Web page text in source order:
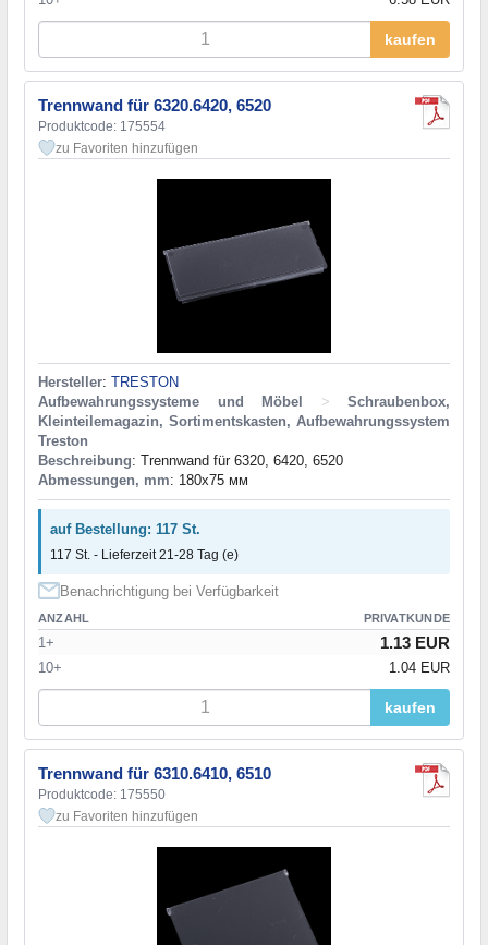
kaufen
Trennwand für 6320.6420, 6520
Produktcode: 175554
zu Favoriten hinzufügen
Hersteller: TRESTON
Aufbewahrungssysteme und Möbel
>
Schraubenbox,
Kleinteilemagazin, Sortimentskasten, Aufbewahrungssystem
Treston
Beschreibung: Trennwand für 6320, 6420, 6520
Abmessungen, mm: 180x75 мм
auf Bestellung: 117 St.
117 St. - Lieferzeit 21-28 Tag (e)
Benachrichtigung bei Verfügbarkeit
ANZAHL PRIVATKUNDE
1+ 1.13 EUR
10+ 1.04 EUR
kaufen
Trennwand für 6310.6410, 6510
Produktcode: 175550
zu Favoriten hinzufügen